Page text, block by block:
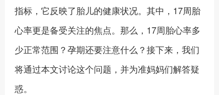
指标，它反映了胎儿的健康状况。其中，17周胎
心率更是备受关注的焦点。那么，17周胎心率多
少正常范围？孕期还要注意什么？接下来，我们
将通过本文讨论这个问题，并为准妈妈们解答疑
惑。